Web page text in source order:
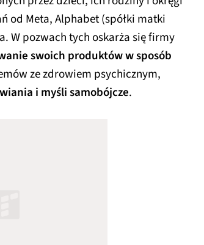
od Meta, Alphabet (spółki matki
W pozwach tych oskarża się firmy
swoich produktów w sposób
ze zdrowiem psychicznym,
i myśli samobójcze.